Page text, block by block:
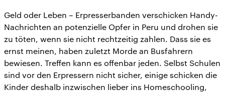
Geld oder Leben – Erpresserbanden verschicken Handy-
Nachrichten an potenzielle Opfer in Peru und drohen sie
zu töten, wenn sie nicht rechtzeitig zahlen. Dass sie es
ernst meinen, haben zuletzt Morde an Busfahrern
bewiesen. Treffen kann es offenbar jeden. Selbst Schulen
sind vor den Erpressern nicht sicher, einige schicken die
Kinder deshalb inzwischen lieber ins Homeschooling,